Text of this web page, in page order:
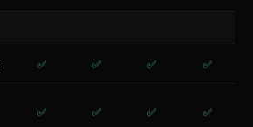
✅ ✅ ✅ ✅
✅ ✅ ✅ ✅